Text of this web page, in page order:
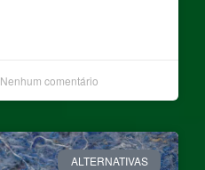
Nenhum comentário
ALTERNATIVAS